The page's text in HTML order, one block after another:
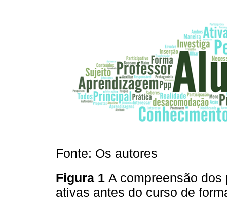
Fonte: Os autores
Figura 1 A compreensão
ativas antes do curso de